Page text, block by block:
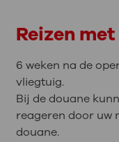
Reizen
6 weken na de
vliegtuig.
Bij de douane
reageren door uw
douane.